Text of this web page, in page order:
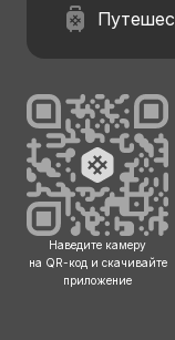
Наведите камеру
на QR-код и скачивайте
приложение